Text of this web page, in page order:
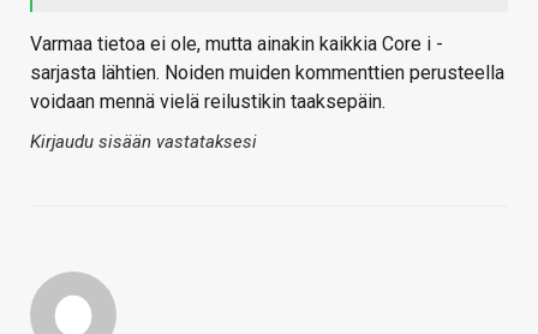
Varmaa tietoa ei ole, mutta ainakin kaikkia Core i -
sarjasta lähtien. Noiden muiden kommenttien perusteella
voidaan mennä vielä reilustikin taaksepäin.
Kirjaudu sisään vastataksesi